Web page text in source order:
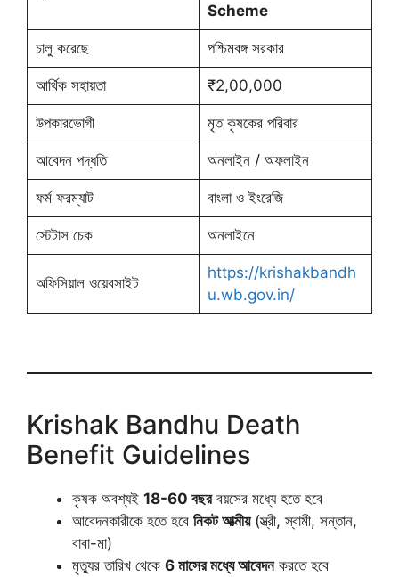
Scheme
চালু করেছে পশ্চিমবঙ্গ সরকার
আর্থিক সহায়তা ₹2,00,000
উপকারভোগী মৃত কৃষকের পরিবার
আবেদন পদ্ধতি অনলাইন / অফলাইন
ফর্ম ফরম্যাট বাংলা ও ইংরেজি
স্টেটাস চেক অনলাইনে
অফিসিয়াল ওয়েবসাইট
https://krishakbandh
u.wb.gov.in/
Krishak Bandhu Death
Benefit Guidelines
কৃষক অবশ্যই 18-60 বছরবয়সের মধ্যে হতে হবে
আবেদনকারীকে হতে হবে নিকট আত্মীয়(স্ত্রী, স্বামী, সন্তান,
বাবা-মা)
মৃত্যুর তারিখ থেকে 6 মাসের মধ্যে আবেদনকরতে হবে